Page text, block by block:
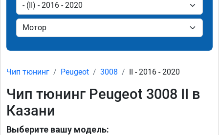
Чип тюнинг Peugeot 3008 II - 2016 - 2020
Чип тюнинг Peugeot 3008 II в
Казани
Выберите вашу модель: